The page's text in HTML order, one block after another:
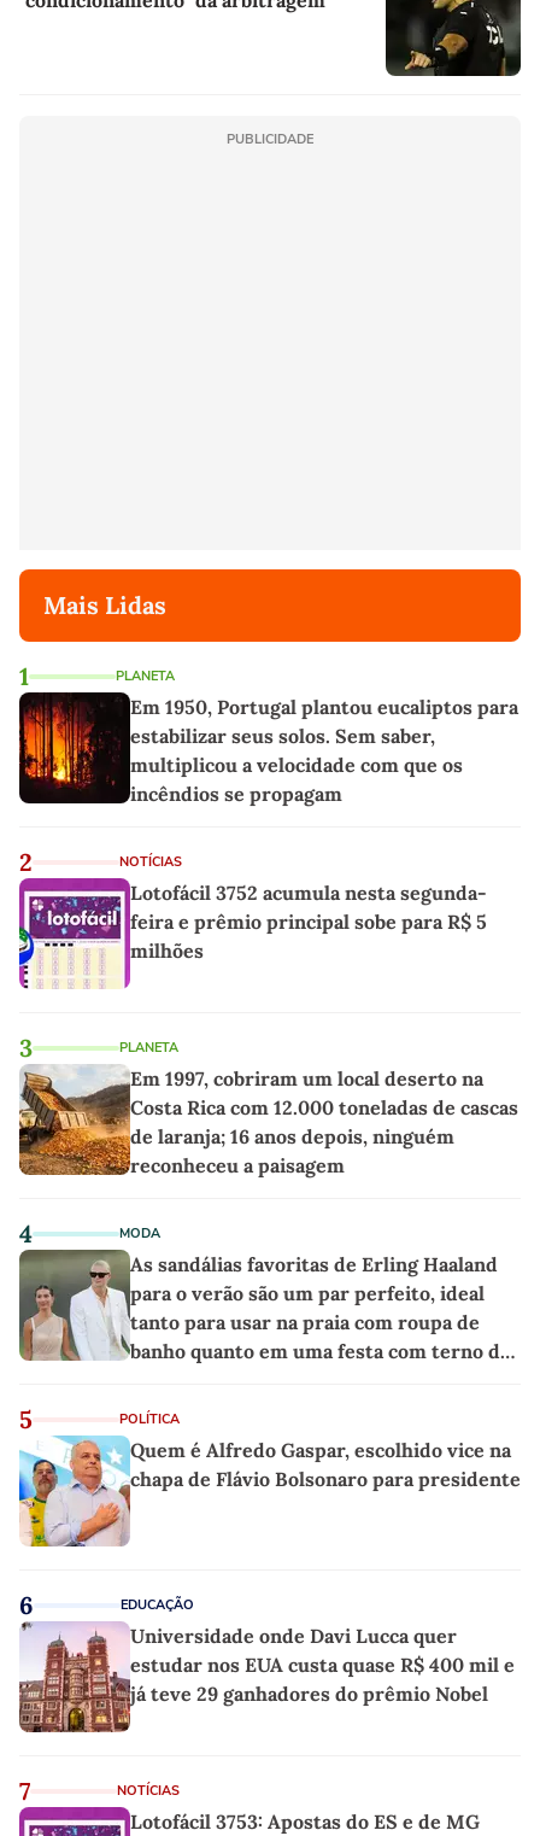
PUBLICIDADE
Mais Lidas
1 PLANETA
Em 1950, Portugal plantou eucaliptos para
estabilizar seus solos. Sem saber,
multiplicou a velocidade com que os
incêndios se propagam
2 NOTÍCIAS
Lotofácil 3752 acumula nesta segunda-
feira e prêmio principal sobe para R$ 5
milhões
3 PLANETA
Em 1997, cobriram um local deserto na
Costa Rica com 12.000 toneladas de cascas
de laranja; 16 anos depois, ninguém
reconheceu a paisagem
4 MODA
As sandálias favoritas de Erling Haaland
para o verão são um par perfeito, ideal
tanto para usar na praia com roupa de
banho quanto em uma festa com terno de
5 POLÍTICA
Quem é Alfredo Gaspar, escolhido vice na
chapa de Flávio Bolsonaro para presidente
6 EDUCAÇÃO
Universidade onde Davi Lucca quer
estudar nos EUA custa quase R$ 400 mil e
já teve 29 ganhadores do prêmio Nobel
7 NOTÍCIAS
Lotofácil 3753: Apostas do ES e de MG